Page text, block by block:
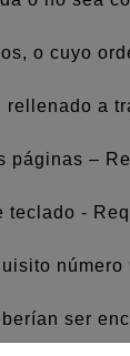
o cuyo
a
–
-
ser